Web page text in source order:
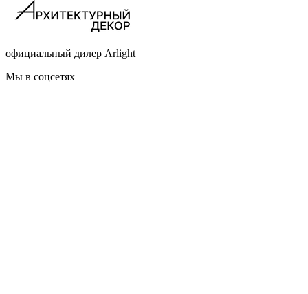
официальный дилер Arlight
Мы в соцсетях